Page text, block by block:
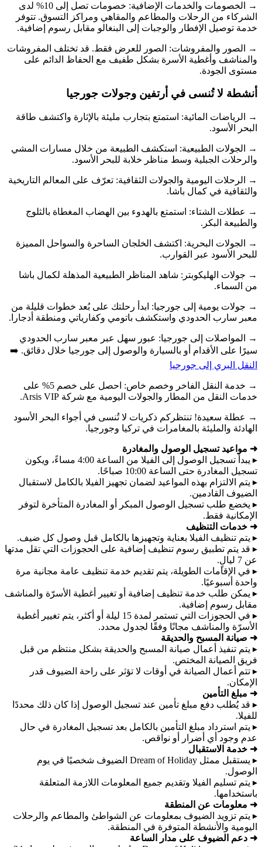
→ الخصومات والخدمات الإضافية: خصومات تصل إلى 10% لدى
الشركاء من الرحلات والمطاعم والمقاهي ومراكز التسوق. تتوفر
خدمة توصيل الإفطار والوجبات إلى البنغالو مقابل رسوم إضافية.
→ الصور والمفروشات: الصور للعرض فقط. قد تختلف المفروشات
والمناشف وأغطية الأسرة بشكل طفيف مع الحفاظ الدائم على
مستوى الجودة.
أنشطة لا تُنسى في أرتفين وجولات جورجيا
→ الرياضات المائية: استمتع بتجارب مليئة بالإثارة واكتشف طاقة
البحر الأسود.
→ الجولات الطبيعية: استكشف الطبيعة من خلال مسارات المشي
والرحلات الجبلية وسط مناظر خلابة للبحر الأسود.
→ الرحلات اليومية والجولات الثقافية: تعرّف على المعالم التاريخية
والثقافية في كمال باشا.
→ عطلات الشتاء: استمتع بالهدوء بين الهضاب المغطاة بالثلوج
والطبيعة البكر.
→ الجولات البحرية: اكتشف الخلجان الساحرة والسواحل المميزة
للبحر الأسود عبر القوارب.
→ جولات الهليكوبتر: شاهد المناظر الطبيعية المذهلة لكمال باشا
من السماء.
→ جولات يومية إلى جورجيا: ابدأ رحلتك على بُعد خطوات قليلة من
معبر سارب الحدودي واستكشف باتومي وكفارياتي ومنطقة أدجارا.
→ المواصلات إلى جورجيا: عبور سهل عبر معبر سارب الحدودي
سيرًا على الأقدام أو بالسيارة والوصول إلى جورجيا خلال دقائق. ➡️
النقل البري إلى جورجيا
→ خدمة النقل الفاخر وخصم خاص: احصل على خصم 5% على
خدمات النقل من المطار والجولات اليومية مع شركة Arsis VIP.
→ عطلة سعيدة! تنتظركم ذكريات لا تُنسى في أجواء البحر الأسود
الهادئة والمليئة بالمغامرات في تركيا وجورجيا.
➜ مواعيد تسجيل الوصول والمغادرة
▸ يبدأ تسجيل الوصول إلى الفيلا من الساعة 4:00 مساءً، ويكون
تسجيل المغادرة حتى الساعة 10:00 صباحًا.
▸ يتم الالتزام بهذه المواعيد لضمان تجهيز الفيلا بالكامل لاستقبال
الضيوف القادمين.
▸ يخضع طلب تسجيل الوصول المبكر أو المغادرة المتأخرة لتوفر
الإمكانية فقط.
➜ خدمات التنظيف
▸ يتم تنظيف الفيلا بعناية وتجهيزها بالكامل قبل وصول كل ضيف.
▸ قد يتم تطبيق رسوم تنظيف إضافية على الحجوزات التي تقل مدتها
عن 7 ليالٍ.
▸ في الإقامات الطويلة، يتم تقديم خدمة تنظيف عامة مجانية مرة
واحدة أسبوعيًا.
▸ يمكن طلب خدمة تنظيف إضافية أو تغيير أغطية الأسرّة والمناشف
مقابل رسوم إضافية.
▸ في الحجوزات التي تستمر لمدة 15 ليلة أو أكثر، يتم تغيير أغطية
الأسرّة والمناشف مجانًا وفقًا لجدول محدد.
➜ صيانة المسبح والحديقة
▸ يتم تنفيذ أعمال صيانة المسبح والحديقة بشكل منتظم من قبل
فريق الصيانة المختص.
▸ تتم أعمال الصيانة في أوقات لا تؤثر على راحة الضيوف قدر
الإمكان.
➜ مبلغ التأمين
▸ قد يُطلب دفع مبلغ تأمين عند تسجيل الوصول إذا كان ذلك محددًا
للفيلا.
▸ يتم استرداد مبلغ التأمين بالكامل بعد تسجيل المغادرة في حال
عدم وجود أي أضرار أو نواقص.
➜ خدمة الاستقبال
▸ يستقبل ممثل Dream of Holiday الضيوف شخصيًا في يوم
الوصول.
▸ يتم تسليم الفيلا وتقديم جميع المعلومات اللازمة المتعلقة
باستخدامها.
➜ معلومات عن المنطقة
▸ يتم تزويد الضيوف بمعلومات عن الشواطئ والمطاعم والرحلات
اليومية والأنشطة المتوفرة في المنطقة.
➜ دعم الضيوف على مدار الساعة